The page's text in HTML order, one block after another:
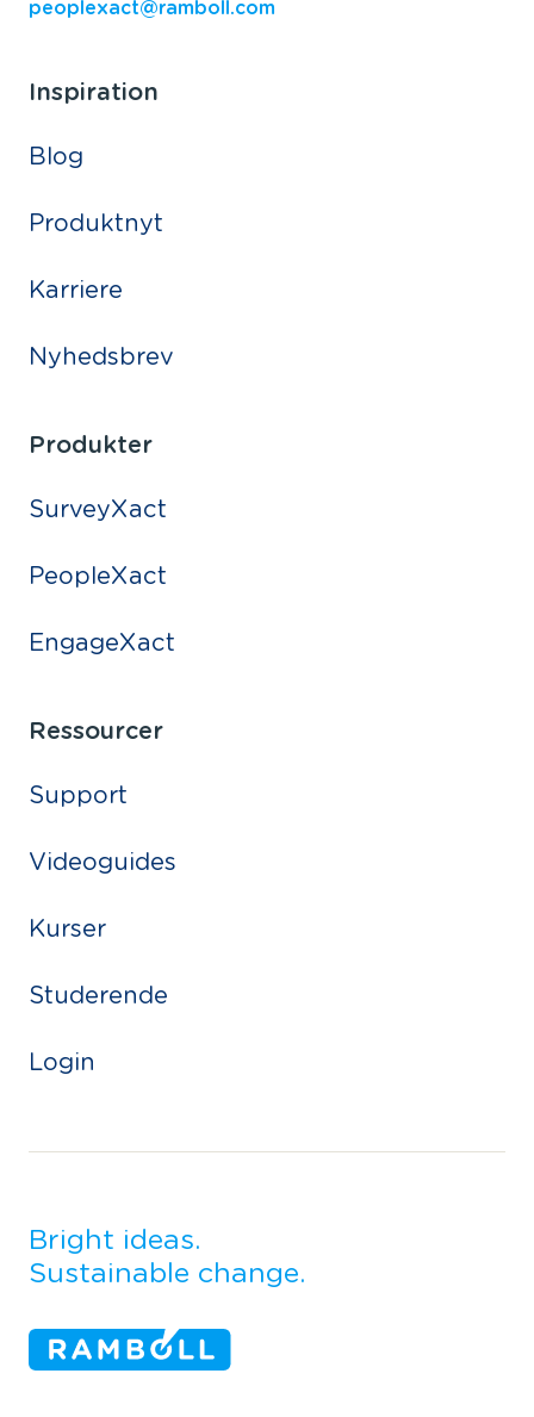
peoplexact@ramboll.com
Inspiration
Blog
Produktnyt
Karriere
Nyhedsbrev
Produkter
SurveyXact
PeopleXact
EngageXact
Ressourcer
Support
Videoguides
Kurser
Studerende
Login
Bright ideas.
Sustainable change.